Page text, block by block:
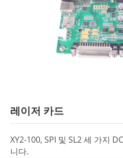
레이저 카드
XY2-100, SPI 및 SL2 세 가지
니다.